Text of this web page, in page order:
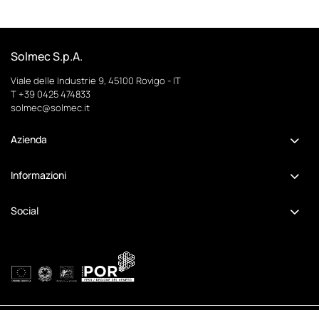
Solmec S.p.A.
Viale delle Industrie 9, 45100 Rovigo - IT
T+39 0425 474833
solmec@solmec.it
Azienda
Informazioni
Social